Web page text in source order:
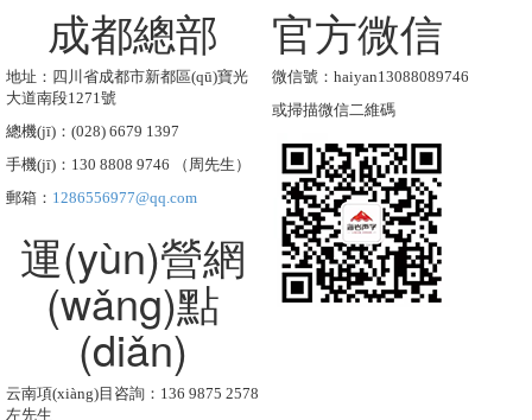
成都總部
地址：四川省成都市新都區(qū)寶光
大道南段1271號
總機(jī)：(028) 6679 1397
手機(jī)：130 8808 9746 （周先生）
郵箱： 1286556977@qq.com
運(yùn)營網
(wǎng)點
(diǎn)
云南項(xiàng)目咨詢：136 9875 2578
左先生
官方微信
微信號：haiyan13088089746
或掃描微信二維碼